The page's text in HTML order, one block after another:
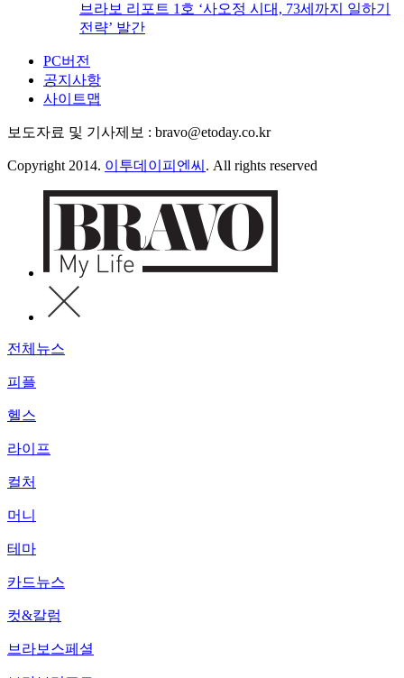
브라보 리포트 1호 ‘사오정 시대, 73세까지 일하기
전략’ 발간
PC버전
공지사항
사이트맵
보도자료 및 기사제보 : bravo@etoday.co.kr
Copyright 2014. 이투데이피엔씨 . All rights reserved
전체뉴스
피플
헬스
라이프
컬처
머니
테마
카드뉴스
컷&칼럼
브라보스페셜